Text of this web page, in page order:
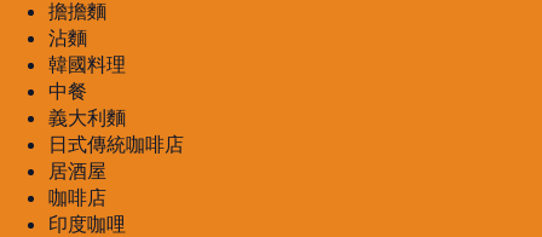
擔擔麵
沾麵
韓國料理
中餐
義大利麵
日式傳統咖啡店
居酒屋
咖啡店
印度咖哩